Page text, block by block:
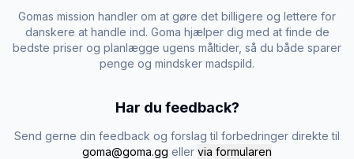
Gomas mission handler om at gøre det billigere og lettere for
danskere at handle ind. Goma hjælper dig med at finde de
bedste priser og planlægge ugens måltider, så du både sparer
penge og mindsker madspild.
Har du feedback?
Send gerne din feedback og forslag til forbedringer direkte til
goma@goma.gg eller via formularen